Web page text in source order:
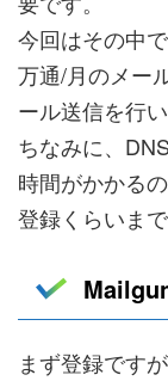
今回はその中
万通/月のメー
ール送信を行い
ちなみに、
時間がかかる
登録くらいま
まず登録ですが